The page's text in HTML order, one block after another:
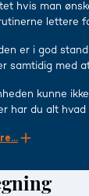
hvis man
lettere
er i god
samtidig med
kunne
har du alt